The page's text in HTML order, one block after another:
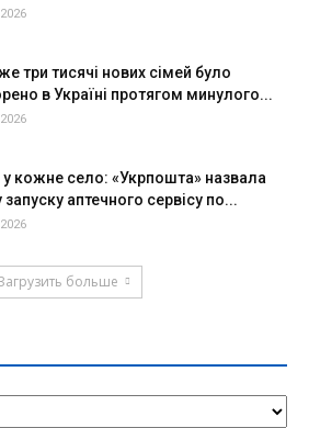
три тисячі нових сімей було
в Україні протягом минулого...
у кожне село: «Укрпошта» назвала
запуску аптечного сервісу по...
больше